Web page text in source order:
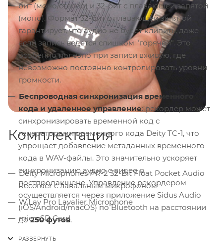
бит (моно/стерео) и 32-бит с плавающей запятой
(моно). Формат 32-бит с плавающей запятой
гарантирует, что аудио не будет клипить, даже
если запись ведется слишком "горячей". Это
особенно полезно при записи вживую, где
невозможно постоянно контролировать уровни
громкости.
Беспроводная синхронизация временного
кода и удаленное управление: рекордер может
синхронизировать временной код с
генераторами временного кода Deity TC-1, что
упрощает добавление метаданных временного
кода в WAV-файлы. Это значительно ускоряет
синхронизацию аудио с видео в
постпродакшене. Управление рекордером
осуществляется через приложение Sidus Audio
(iOS/Android/macOS) по Bluetooth на расстоянии
до250 футов.
Mic Pass Thru
Комплектация
Deity Microphones PR-2 32-Bit Float Pocket Audio
Recorder с лавальным микрофоном
W.Lav Pro Lavalier Microphone
microSD Card